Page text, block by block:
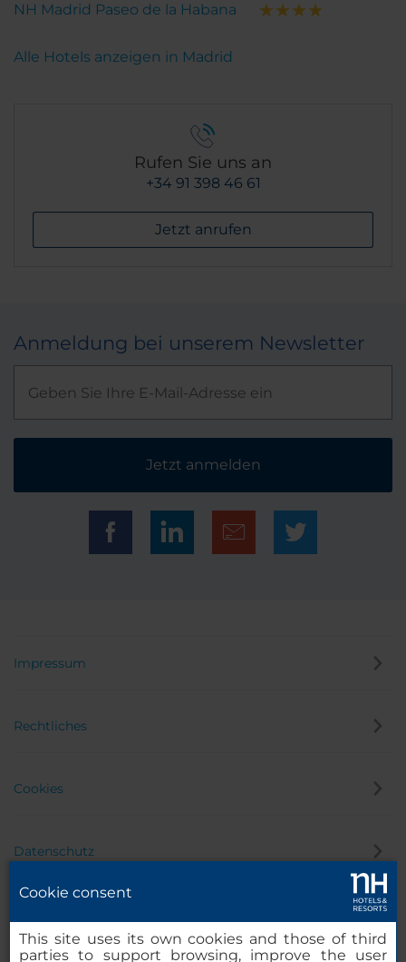
NH Madrid Paseo de la Habana
Alle Hotels anzeigen in Madrid
Rufen Sie uns an
+34 91 398 46 61
Jetzt anrufen
Anmeldung bei unserem Newsletter
Jetzt anmelden
Impressum
Rechtliches
Cookies
Datenschutz
Cookie consent
This site uses its own cookies and those of third
parties to support browsing, improve the user